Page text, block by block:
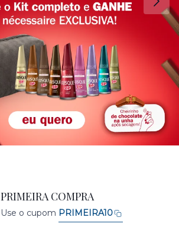
PRIMEIRA COMPRA
Use o cupom PRIMEIRA10